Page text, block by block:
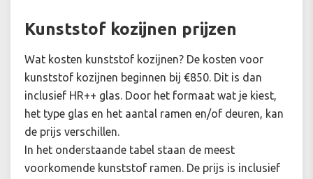
Kunststof kozijnen prijzen
Wat kosten kunststof kozijnen? De kosten voor
kunststof kozijnen beginnen bij €850. Dit is dan
inclusief HR++ glas. Door het formaat wat je kiest,
het type glas en het aantal ramen en/of deuren, kan
de prijs verschillen.
In het onderstaande tabel staan de meest
voorkomende kunststof ramen. De prijs is inclusief